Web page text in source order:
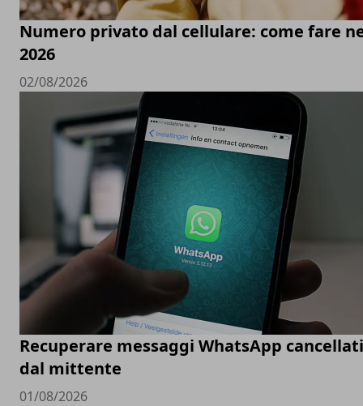
Numero privato dal cellulare: come fare
2026
02/08/2026
Recuperare messaggi WhatsApp cancellati
dal mittente
01/08/2026